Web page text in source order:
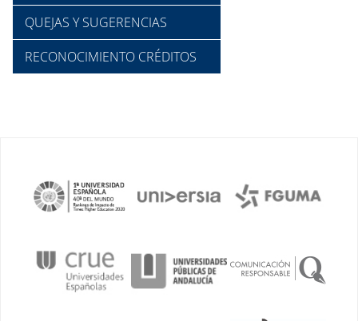
QUEJAS Y SUGERENCIAS
RECONOCIMIENTO CRÉDITOS